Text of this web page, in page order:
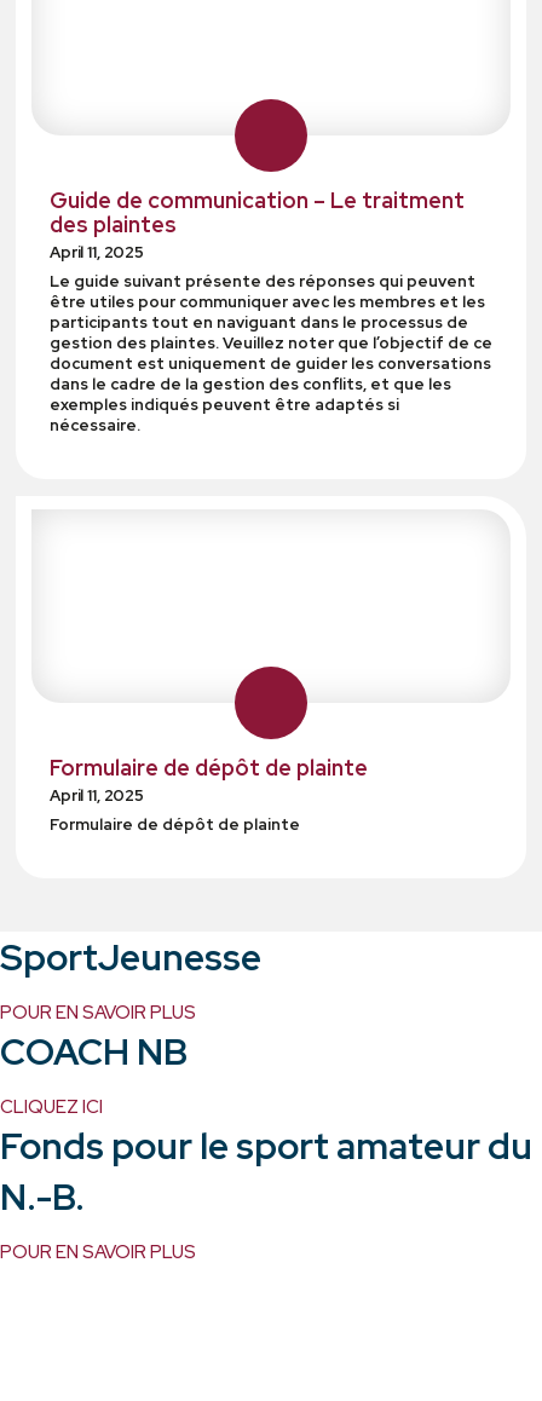
Guide de communication – Le traitment
des plaintes
April 11, 2025
Le guide suivant présente des réponses qui peuvent
être utiles pour communiquer avec les membres et les
participants tout en naviguant dans le processus de
gestion des plaintes. Veuillez noter que l’objectif de ce
document est uniquement de guider les conversations
dans le cadre de la gestion des conflits, et que les
exemples indiqués peuvent être adaptés si
nécessaire.
Formulaire de dépôt de plainte
April 11, 2025
Formulaire de dépôt de plainte
SportJeunesse
POUR EN SAVOIR PLUS
COACH NB
CLIQUEZ ICI
Fonds pour le sport amateur du
N.-B.
POUR EN SAVOIR PLUS